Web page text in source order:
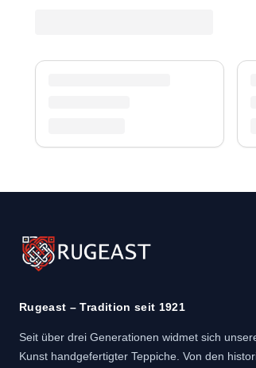
Rugeast – Tradition seit 1921
Seit über drei Generationen widmet sich
Kunst handgefertigter Teppiche. Von den